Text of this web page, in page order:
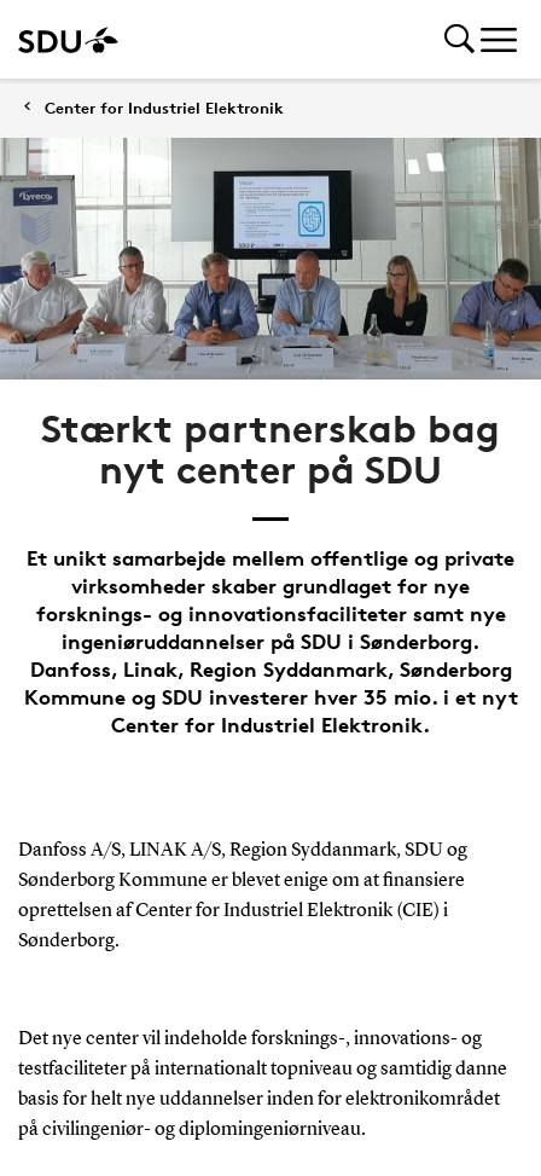
Center for Industriel Elektronik
Stærkt partnerskab bag
nyt center på SDU
Et unikt samarbejde mellem offentlige og private
virksomheder skaber grundlaget for nye
forsknings- og innovationsfaciliteter samt nye
ingeniøruddannelser på SDU i Sønderborg.
Danfoss, Linak, Region Syddanmark, Sønderborg
Kommune og SDU investerer hver 35 mio. i et nyt
Center for Industriel Elektronik.
Danfoss A/S, LINAK A/S, Region Syddanmark, SDU og
Sønderborg Kommune er blevet enige om at finansiere
oprettelsen af Center for Industriel Elektronik (CIE) i
Sønderborg.
Det nye center vil indeholde forsknings-, innovations- og
testfaciliteter på internationalt topniveau og samtidig danne
basis for helt nye uddannelser inden for elektronikområdet
på civilingeniør- og diplomingeniørniveau.